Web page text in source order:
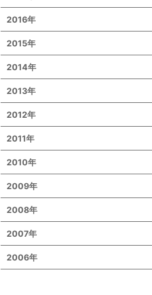
2016年
2015年
2014年
2013年
2012年
2011年
2010年
2009年
2008年
2007年
2006年